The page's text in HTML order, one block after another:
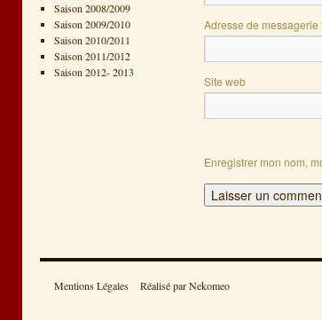
Saison 2008/2009
Saison 2009/2010
Saison 2010/2011
Saison 2011/2012
Saison 2012- 2013
Adresse de messagerie
Site web
Enregistrer mon nom,
Mentions Légales Réalisé par Nekomeo